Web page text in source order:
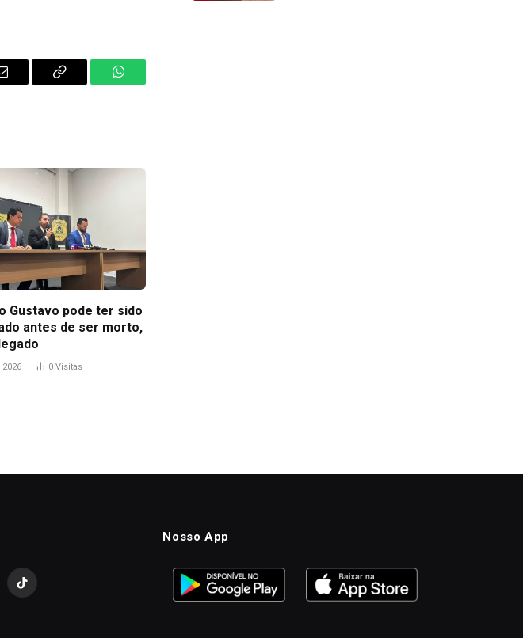
Email
Copy
WhatsApp
Gustavo pode ter sido
antes de ser morto,
0 Visitas
TikTok
Nosso App